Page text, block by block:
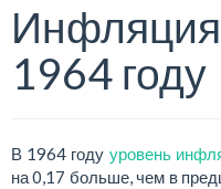
Инфляция
1964 году
В 1964 году уровень
на 0,17 больше, чем в